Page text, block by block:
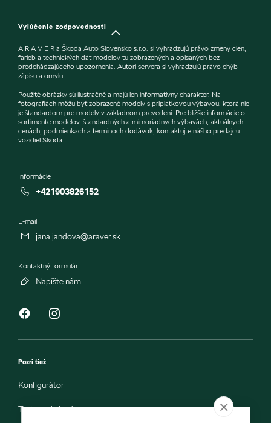
Vylúčenie zodpovednosti
A R A V E R a Škoda Auto Slovensko s.r.o. si vyhradzujú právo zmeny cien,
farieb a technických dát modelov tu zobrazených a opísaných bez
predchádzajúceho upozornenia. Autori servera si vyhradzujú právo chýb
zápisu a omylu.
Použité obrázky sú ilustračné a majú len informatívny charakter. Na
fotografiách môžu byť zobrazené modely s príplatkovou výbavou, ktorá nie
je štandardom pre modely v základnom prevedení. Pre bližšie informácie o
sortimente modelov, štandardných a mimoriadnych výbavách, aktuálnych
cenách, podmienkach a termínoch dodávok, kontaktujte nášho predajcu
vozidiel Škoda.
Informácie
+421903826152
E-mail
jana.jandova@araver.sk
Kontaktný formulár
Napíšte nám
Pozri tiež
Konfigurátor
Testovacia jazda